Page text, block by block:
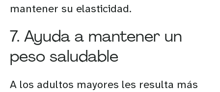
mantener su elasticidad.
7. Ayuda a mantener un
peso saludable
A los adultos mayores les resulta más